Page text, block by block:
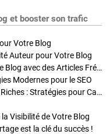
et booster son trafic
Votre Blog
Auteur pour Votre Blog
Stratégies de Publication : Boostez Votre Blog avec des Articles Fréquents et Exclusifs
Modernes pour le SEO
Enrichir Vos Articles avec des Contenus Riches : Stratégies pour Captiver et Optimiser
Visibilité de Votre Blog
est la clé du succès !